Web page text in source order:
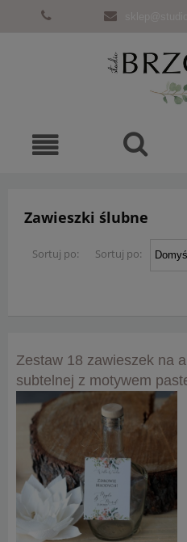
Zawieszki ślubne
Sortuj po: Sortuj po:
Zestaw 18 zawieszek na
subtelnej z motywem